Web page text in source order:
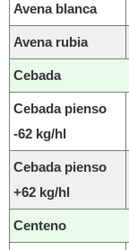
Avena blanca
Avena rubia
Cebada
Cebada pienso
-62 kg/hl
Cebada pienso
+62 kg/hl
Centeno